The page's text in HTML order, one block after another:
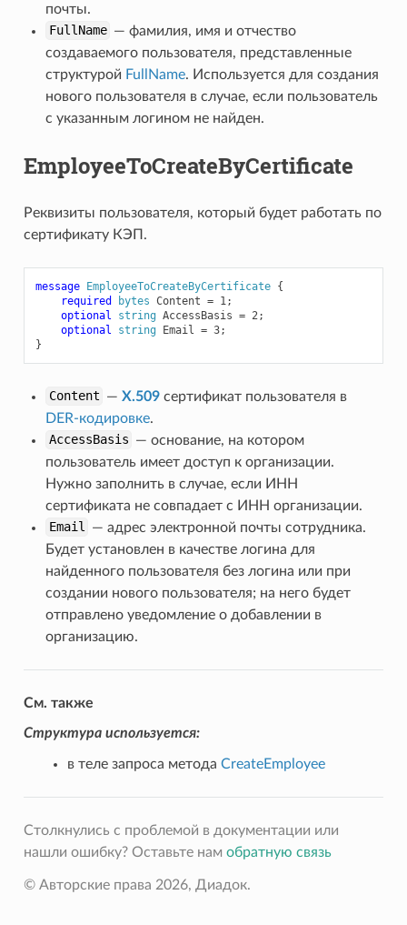
почты.
FullName — фамилия, имя и отчество
создаваемого пользователя, представленные
структурой FullName. Используется для создания
нового пользователя в случае, если пользователь
с указанным логином не найден.
EmployeeToCreateByCertificate
Реквизиты пользователя, который будет работать по
сертификату КЭП.
message EmployeeToCreateByCertificate {
required
bytes Content = 1;
optional
string AccessBasis = 2;
optional
string Email = 3;
}
Content —X.509 сертификат пользователя в
DER-кодировке.
AccessBasis — основание, на котором
пользователь имеет доступ к организации.
Нужно заполнить в случае, если ИНН
сертификата не совпадает с ИНН организации.
Email — адрес электронной почты сотрудника.
Будет установлен в качестве логина для
найденного пользователя без логина или при
создании нового пользователя; на него будет
отправлено уведомление о добавлении в
организацию.
См. также
Структура используется:
в теле запроса метода CreateEmployee
Столкнулись с проблемой в документации или
нашли ошибку? Оставьте нам обратную связь
© Авторские права 2026, Диадок.